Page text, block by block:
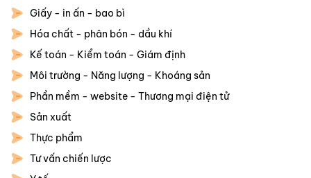
Giấy - in ấn - bao bì
Hóa chất - phân bón - dầu khí
Kế toán - Kiểm toán - Giám định
Môi trường - Năng lượng - Khoáng sản
Phần mềm - website - Thương mại điện tử
Sản xuất
Thực phẩm
Tư vấn chiến lược